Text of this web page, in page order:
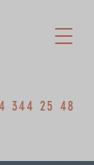
344 25 48